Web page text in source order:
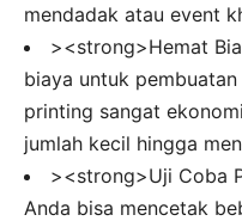
mendadak atau event
><strong>Hemat
biaya untuk
printing sangat
jumlah kecil hingga
><strong>Uji Coba
Anda bisa mencetak